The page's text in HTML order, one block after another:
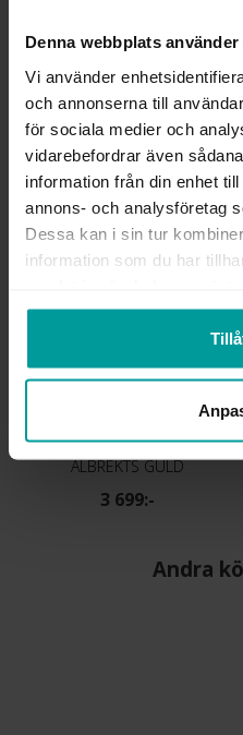
Denna webbplats
Vi använder
och annonserna till
för sociala medier och
vidarebefordrar även
information från din enhet
annons- och analysföretag
Dessa kan i sin tur
information som du har
HÖJD CA (MM)
MATERIAL
ÄDELMETALL
VIKT CA (GRAM)
Hängsmycke i 18K guld
ALBREKTS GULD
3 699:-
Andra